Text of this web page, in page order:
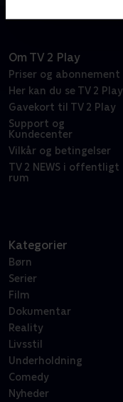
Om TV 2 Play
Priser og abonnement
Her kan du se TV 2 Play
Gavekort til TV 2 Play
Support og
Kundecenter
Vilkår og betingelser
TV 2 NEWS i offentligt
rum
Kategorier
Børn
Serier
Film
Dokumentar
Reality
Livsstil
Underholdning
Comedy
Nyheder